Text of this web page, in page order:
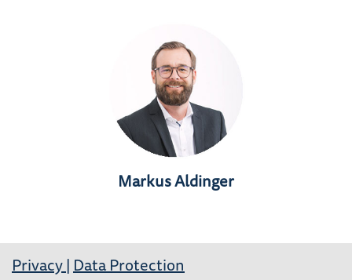
Markus Aldinger
Privacy Data Protection